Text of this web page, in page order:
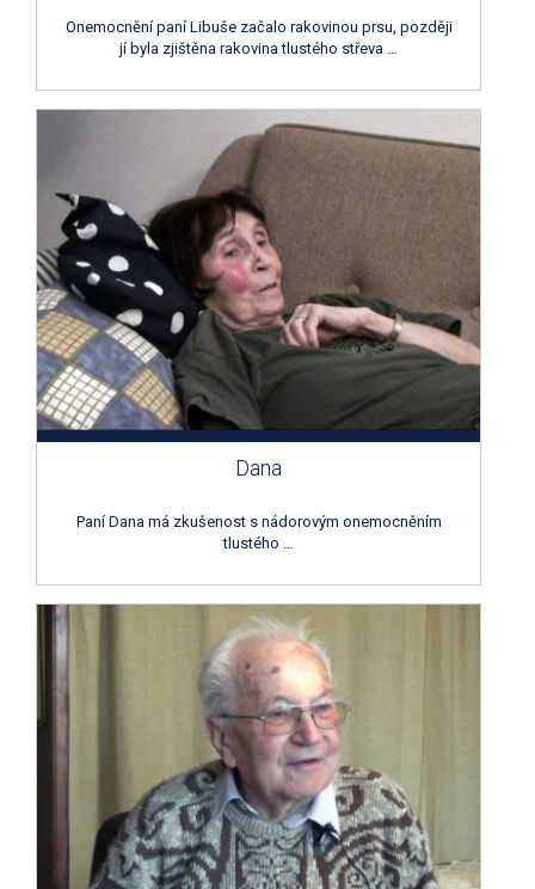
Onemocnění paní Libuše začalo rakovinou prsu, později
jí byla zjištěna rakovina tlustého střeva …
Dana
Paní Dana má zkušenost s nádorovým onemocněním
tlustého …